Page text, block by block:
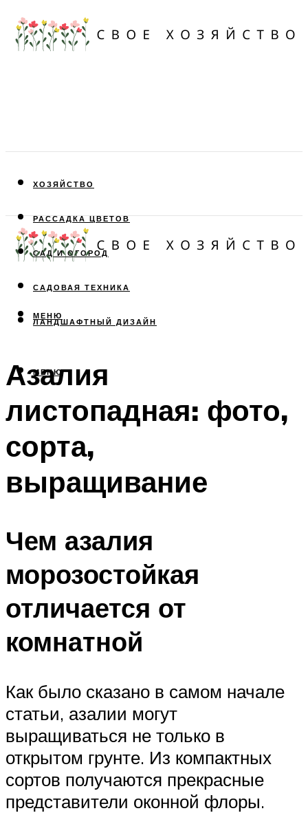
ХОЗЯЙСТВО
РАССАДКА ЦВЕТОВ
САД И ОГОРОД
САДОВАЯ ТЕХНИКА
ЛАНДШАФТНЫЙ ДИЗАЙН
МЕНЮ
МЕНЮ
Азалия
листопадная: фото,
сорта,
выращивание
Чем азалия
морозостойкая
отличается от
комнатной
Как было сказано в самом начале
статьи, азалии могут
выращиваться не только в
открытом грунте. Из компактных
сортов получаются прекрасные
представители оконной флоры.